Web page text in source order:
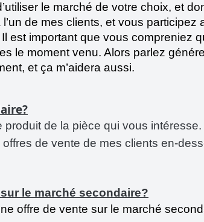
le marché de votre choix, et
de mes clients, et vous
est important que vous compreniez
le moment venu. Alors parlez
et ça m’aidera aussi.
de la pièce qui vous
de vente de mes clients en-
le marché secondaire?
offre de vente sur le marché